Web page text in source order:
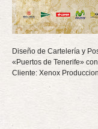
Diseño de Cartelería y
«Puertos de Tenerife»
Cliente: Xenox